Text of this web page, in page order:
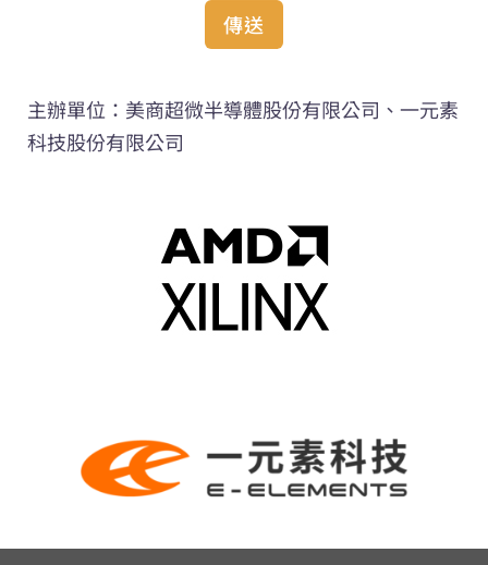
傳送
主辦單位：美商超微半導體股份有限公司、一元素
科技股份有限公司